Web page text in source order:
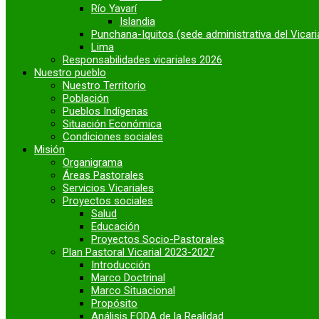
Río Yavarí
Islandia
Punchana-Iquitos (sede administrativa del
Lima
Responsabilidades vicariales 2026
Nuestro pueblo
Nuestro Territorio
Población
Pueblos Indígenas
Situación Económica
Condiciones sociales
Misión
Organigrama
Áreas Pastorales
Servicios Vicariales
Proyectos sociales
Salud
Educación
Proyectos Socio-Pastorales
Plan Pastoral Vicarial 2023-2027
Introducción
Marco Doctrinal
Marco Situacional
Propósito
Análisis FODA de la Realidad